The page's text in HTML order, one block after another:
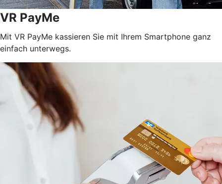
VR PayMe
Mit VR PayMe kassieren Sie mit Ihrem Smartphone ganz
einfach unterwegs.